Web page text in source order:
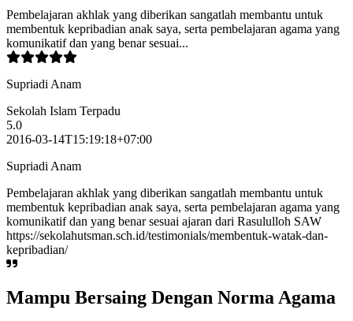
Pembelajaran akhlak yang diberikan sangatlah membantu untuk
membentuk kepribadian anak saya, serta pembelajaran agama yang
komunikatif dan yang benar sesuai...
Supriadi Anam
Sekolah Islam Terpadu
5.0
2016-03-14T15:19:18+07:00
Supriadi Anam
Pembelajaran akhlak yang diberikan sangatlah membantu untuk
membentuk kepribadian anak saya, serta pembelajaran agama yang
komunikatif dan yang benar sesuai ajaran dari Rasululloh SAW
https://sekolahutsman.sch.id/testimonials/membentuk-watak-dan-
kepribadian/
Mampu Bersaing Dengan Norma Agama